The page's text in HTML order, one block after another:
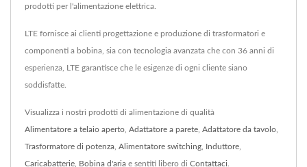
prodotti per l'alimentazione elettrica.
LTE fornisce ai clienti progettazione e produzione di trasformatori e
componenti a bobina, sia con tecnologia avanzata che con 36 anni di
esperienza, LTE garantisce che le esigenze di ogni cliente siano
soddisfatte.
Visualizza i nostri prodotti di alimentazione di qualità
Alimentatore a telaio aperto Adattatore a parete Adattatore da tavolo
Trasformatore di potenza Alimentatore switching Induttore
Caricabatterie Bobina d'aria e sentiti libero di Contattaci